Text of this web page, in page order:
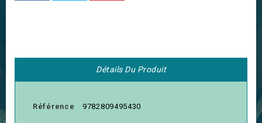
Détails Du Produit
Référence 9782809495430